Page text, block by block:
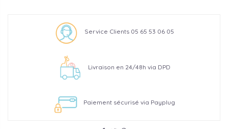
Service Clients 05 65 53 06 05
Livraison en 24/48h via DPD
Paiement sécurisé via Payplug